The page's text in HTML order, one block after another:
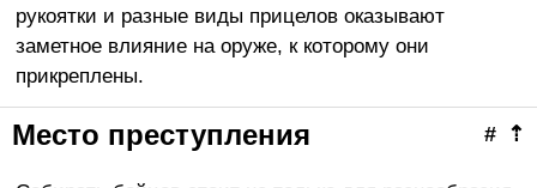
рукоятки и разные виды прицелов оказывают
заметное влияние на оруже, к которому они
прикреплены.
⇡
#
Место преступления